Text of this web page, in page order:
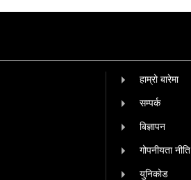
हाम्रो बारेमा
सम्पर्क
बिज्ञापन
गोपनीयता नीति
युनिकोड